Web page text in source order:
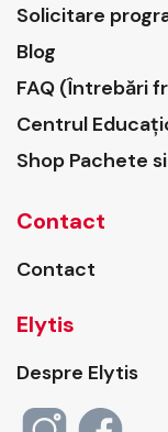
Solicitare
Blog
FAQ (Întrebări
Centrul
Shop Pachete
Contact
Contact
Elytis
Despre Elytis